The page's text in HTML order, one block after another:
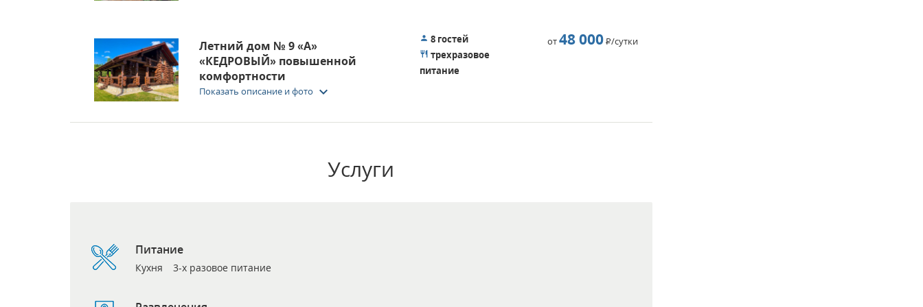
Летний дом № 9 «А»
«КЕДРОВЫЙ» повышенной
комфортности
Показать описание и фото keyboard_arrow_down
8 гостей
трехразовое
питание
от48 000Р/сутки
Услуги
Питание
Кухня 3-х разовое питание